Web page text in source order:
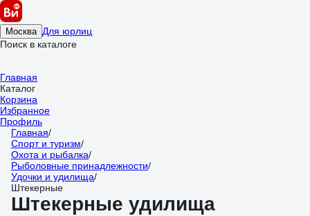
Москва Для юрлиц
Поиск в каталоге
Главная
Каталог
Корзина
Избранное
Профиль
Главная/
Спорт и туризм/
Охота и рыбалка/
Рыболовные принадлежности/
Удочки и удилища/
Штекерные
Штекерные удилища